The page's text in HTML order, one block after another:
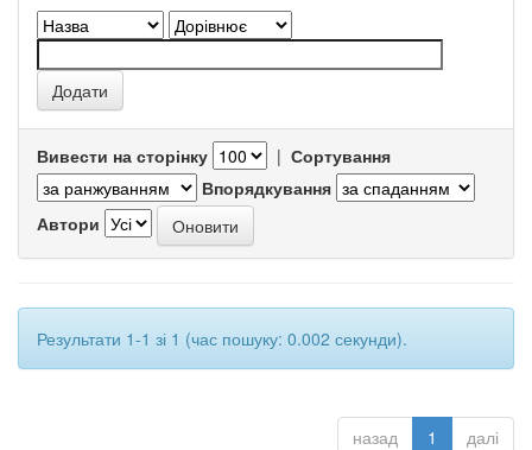
Вивести на сторінку | Сортування
Впорядкування
Автори
Результати 1-1 зі 1 (час пошуку: 0.002 секунди).
назад 1 далі